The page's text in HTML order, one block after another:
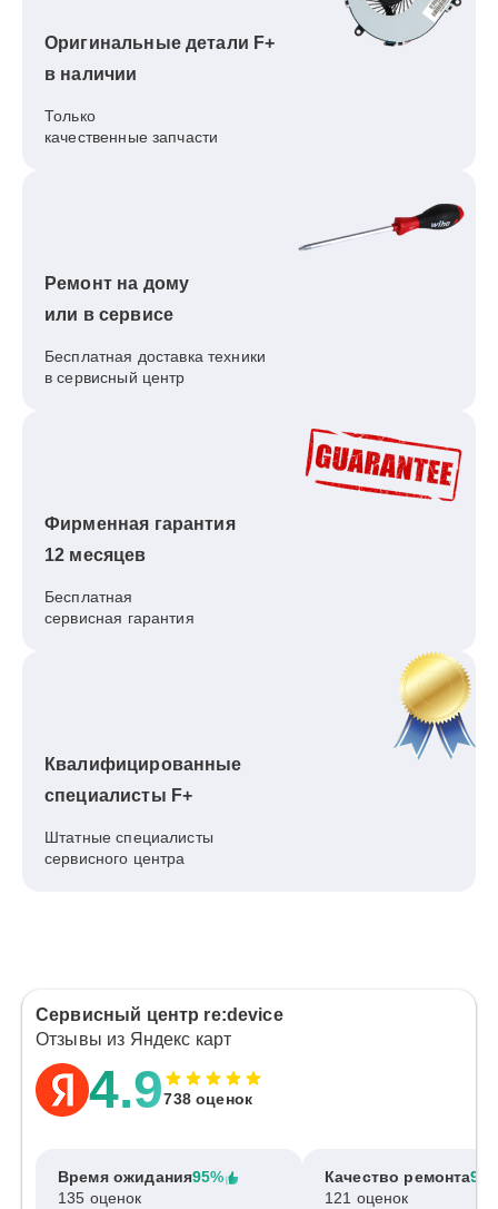
Оригинальные детали F+
в наличии
Только
качественные запчасти
Ремонт на дому
или в сервисе
Бесплатная доставка техники
в сервисный центр
Фирменная гарантия
12 месяцев
Бесплатная
сервисная гарантия
Квалифицированные
специалисты F+
Штатные специалисты
сервисного центра
Сервисный центр re:device
Отзывы из Яндекс карт
4.9738 оценок
Время ожидания95%
135 оценок
Качество ремонта
121 оценок